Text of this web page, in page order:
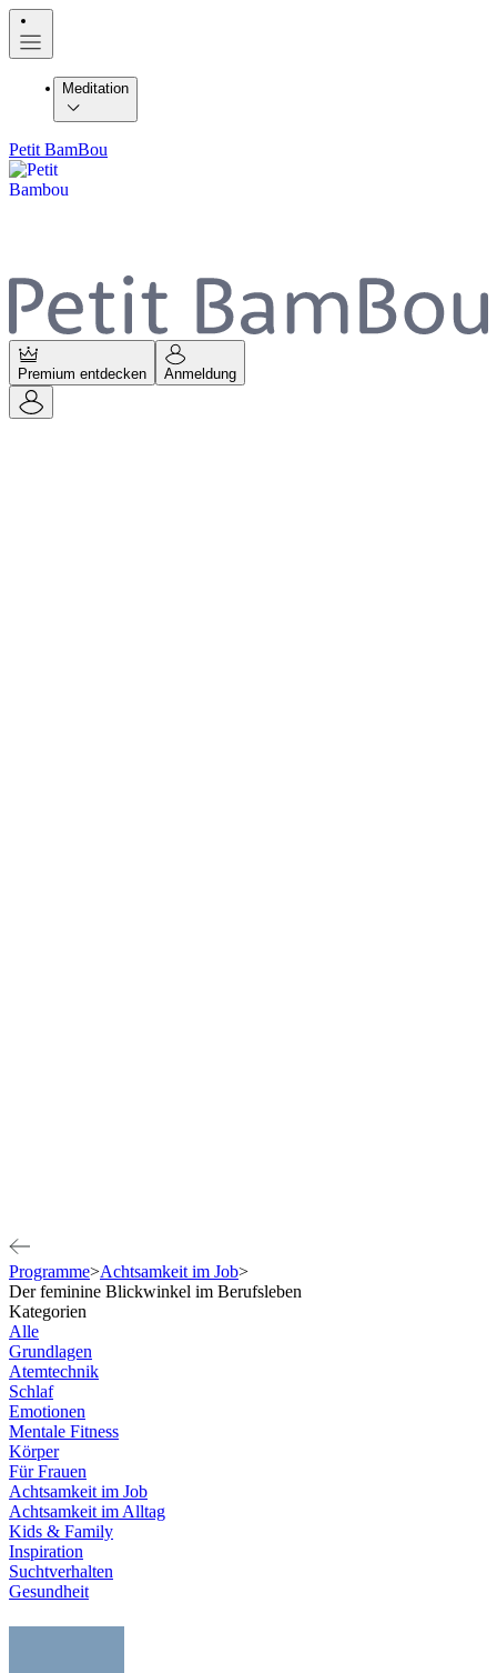
Meditation
Petit BamBou
Premium entdecken Anmeldung
Programme>Achtsamkeit im Job>
Der feminine Blickwinkel im Berufsleben
Kategorien
Alle
Grundlagen
Atemtechnik
Schlaf
Emotionen
Mentale Fitness
Körper
Für Frauen
Achtsamkeit im Job
Achtsamkeit im Alltag
Kids & Family
Inspiration
Suchtverhalten
Gesundheit